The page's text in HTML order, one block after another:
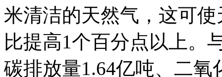
米清洁的天然气，这可
比提高1个百分点以上。
碳排放量1.64亿吨、二